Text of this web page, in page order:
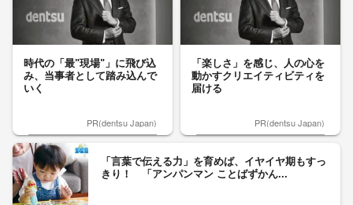
時代の「最"現場"」に飛び込
み、当事者として踏み込んで
いく
PR(dentsu Japan)
「楽しさ」を感じ、人の心を
動かすクリエイティビティを
届ける
PR(dentsu Japan)
「言葉で伝える力」を育めば、イヤイヤ期もすっ
きり！ 「アンパンマン ことばずかん...